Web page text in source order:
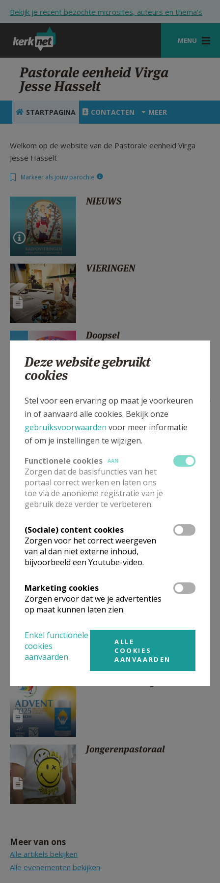
Bekijk je recent bezochte microsites, auteurs en thema's
MENU
STARTPAGINA
KERK
VIERINGEN
ZOEKEN
HULP
MIJN PAROCHIE
AANMELDEN OF REGISTREREN
Pastorale eenheid Virga
Jesse Hasselt
STARTPAGINA CONTACTEN MEER
Welkom op de website van de Pastorale eenheid Virga
Jesse Hasselt
Markeer als jouw parochie
NIEUWS
VIERINGEN
Doopsel
Dekenale bedevaart Banneux
eerste communie & vormsel
2027
Kerk&Leven Otheo 2026
Virga Jessefeesten 2024 in
Jongerenpastoraal
Meer van ons
Alle artikels bekijken
Alle evenementen bekijken
Deze website gebruikt
cookies
Stel voor een ervaring op maat je voorkeuren
in of aanvaard alle cookies. Bekijk onze
gebruiksvoorwaarden voor meer informatie
of om je instellingen te wijzigen.
Functionele cookies
AAN
Zorgen dat de basisfuncties van het
portaal correct werken en laten ons
toe via de anonieme registratie van je
gebruik deze verder te verbeteren.
(Sociale) content cookies
Zorgen voor het correct weergeven
van al dan niet externe inhoud,
bijvoorbeeld een Youtube-video.
Marketing cookies
Zorgen ervoor dat we je advertenties
op maat kunnen laten zien.
Enkel functionele
cookies
aanvaarden
ALLE
COOKIES
AANVAARDEN